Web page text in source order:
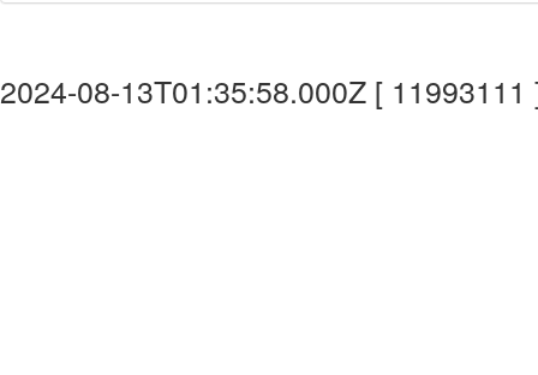
2024-08-13T01:35:58.000Z [ 11993111